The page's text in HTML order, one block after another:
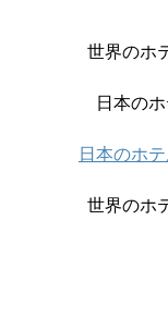
世界のホ
日本の
日本のホ
世界のホ